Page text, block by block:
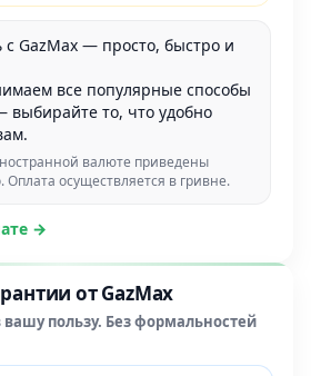
с GazMax — просто, быстро и
все популярные способы
выбирайте то, что удобно
валюте приведены
Оплата осуществляется в гривне.
→
от GazMax
вашу пользу. Без формальностей